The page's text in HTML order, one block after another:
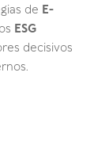
de E-
ESG
decisivos